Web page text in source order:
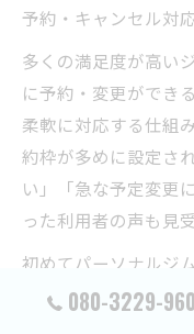
予約・キャンセル対
多くの満足度が高い
に予約・変更ができ
柔軟に対応する仕組
約枠が多めに設定さ
い」「急な予定変更
った利用者の声も見
初めてパーソナルジ
学の際に、実際の予
080-3229-